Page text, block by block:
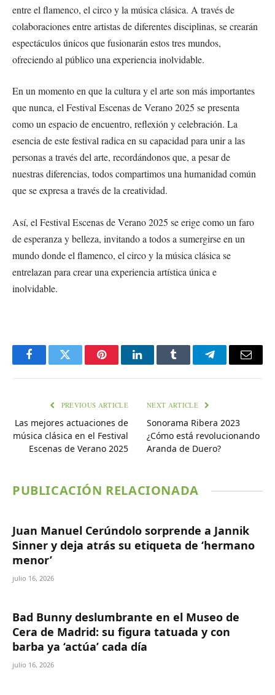
entre el flamenco, el circo y la música clásica. A través de
colaboraciones entre artistas de diferentes disciplinas, se crearán
espectáculos únicos que fusionarán estos tres mundos,
ofreciendo al público una experiencia inolvidable.
En un momento en que la cultura y el arte son más importantes
que nunca, el Festival Escenas de Verano 2025 se presenta
como un espacio de encuentro, reflexión y celebración. La
esencia de este festival radica en su capacidad para unir a las
personas a través del arte, recordándonos que, a pesar de
nuestras diferencias, todos compartimos una humanidad común
que se expresa a través de la creatividad.
Así, el Festival Escenas de Verano 2025 se erige como un faro
de esperanza y belleza, invitando a todos a sumergirse en un
mundo donde el flamenco, el circo y la música clásica se
entrelazan para crear una experiencia artística única e
inolvidable.
FacebookTwitter PinterestLinkedInTumblr TelegramEmail
PREVIOUS ARTICLE
Las mejores actuaciones de
música clásica en el Festival
Escenas de Verano 2025
NEXT ARTICLE
Sonorama Ribera 2023
¿Cómo está revolucionando
Aranda de Duero?
PUBLICACIÓN RELACIONADA
Juan Manuel Cerúndolo sorprende a Jannik
Sinner y deja atrás su etiqueta de ‘hermano
menor’
julio 16, 2026
Bad Bunny deslumbrante en el Museo de
Cera de Madrid: su figura tatuada y con
barba ya ‘actúa’ cada día
julio 16, 2026